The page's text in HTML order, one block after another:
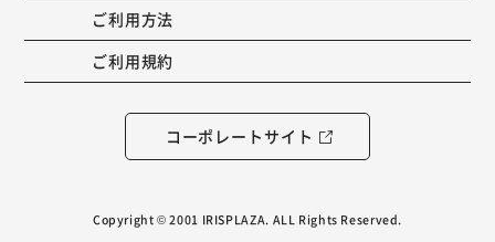
ご利用方法
ご利用規約
コーポレートサイト
Copyright © 2001 IRISPLAZA. ALL Rights Reserved.